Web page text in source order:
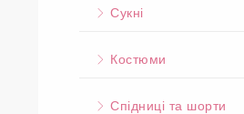
Сукні
Костюми
Спідниці та шорти